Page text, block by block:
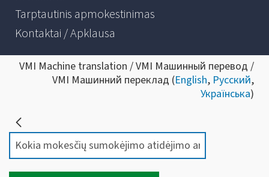
Tarptautinis apmokestinimas
Kontaktai / Apklausa
VMI Machine translation / VMI Машинный перевод /
VMI Машинний переклад (English, Русский,
Українська)